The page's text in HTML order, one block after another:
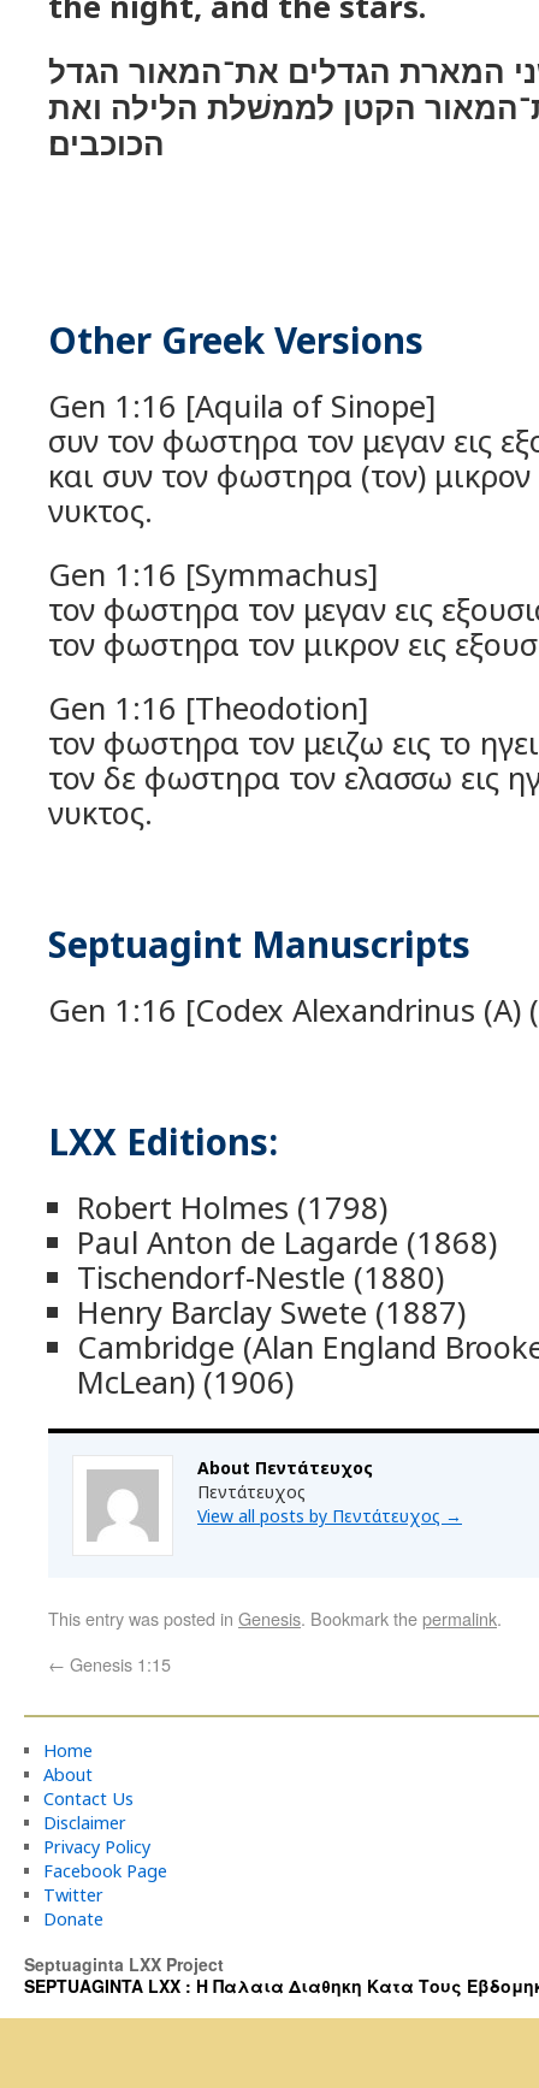
המארת הגדלים את־המאור הגדל
הקטן לממשׁלת הלילה ואת
הכוכבים׃
Other Greek Versions
Gen 1:16 [Aquila of Sinope]
συν τον φωστηρα τον μεγαν εις
και συν τον φωστηρα (τον) μικρον
νυκτος.
Gen 1:16 [Symmachus]
τον φωστηρα τον μεγαν εις
τον φωστηρα τον μικρον εις
Gen 1:16 [Theodotion]
τον φωστηρα τον μειζω εις το
τον δε φωστηρα τον ελασσω εις
νυκτος.
Septuagint Manuscripts
Gen 1:16 [Codex Alexandrinus
LXX Editions:
Robert Holmes (1798)
Paul Anton de Lagarde (1868)
Tischendorf-Nestle (1880)
Henry Barclay Swete (1887)
Cambridge (Alan England
McLean) (1906)
About Πεντάτευχος
Πεντάτευχος
View all posts by Πεντάτευχος →
This entry was posted in Genesis. Bookmark thepermalink.
← Genesis 1:15
Home
About
Contact Us
Disclaimer
Privacy Policy
Facebook Page
Twitter
Donate
Septuaginta LXX Project
SEPTUAGINTA LXX : Η Παλαια Διαθηκη Κατα Τους